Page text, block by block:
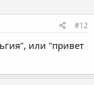
#12
или "привет